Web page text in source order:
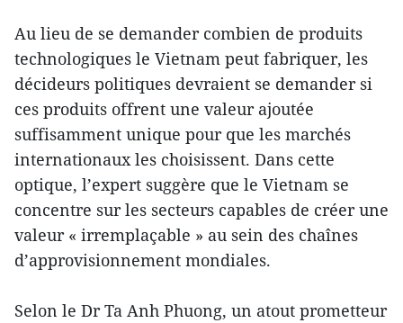
Au lieu de se demander combien de produits
technologiques le Vietnam peut fabriquer, les
décideurs politiques devraient se demander si
ces produits offrent une valeur ajoutée
suffisamment unique pour que les marchés
internationaux les choisissent. Dans cette
optique, l’expert suggère que le Vietnam se
concentre sur les secteurs capables de créer une
valeur « irremplaçable » au sein des chaînes
d’approvisionnement mondiales.
Selon le Dr Ta Anh Phuong, un atout prometteur